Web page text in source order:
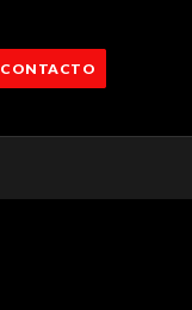
CONTACTO